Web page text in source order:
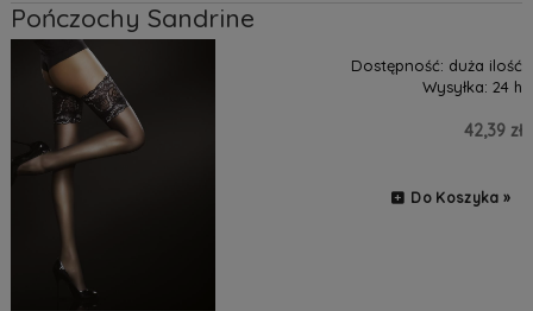
Pończochy Sandrine
Dostępność: duża ilość
Wysyłka: 24 h
42,39 zł
Do Koszyka »